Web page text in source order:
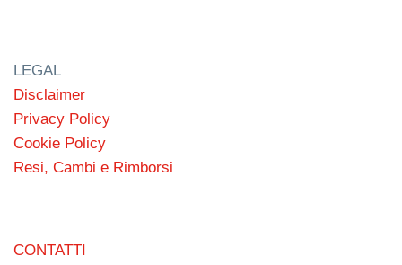
LEGAL
Disclaimer
Privacy Policy
Cookie Policy
Resi, Cambi e Rimborsi
CONTATTI